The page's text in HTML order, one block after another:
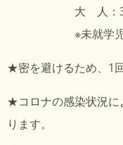
大 人：
※未就学児は原
★密を避けるため、1
★コロナの感染状況に
ります。